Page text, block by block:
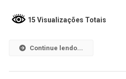
15 Visualizações Totais
Continue lendo...